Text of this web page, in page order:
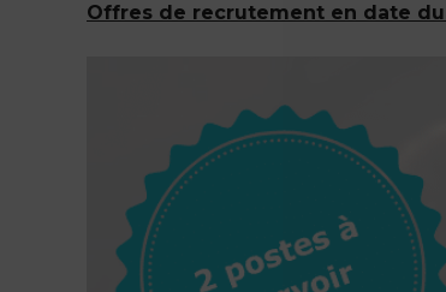
Offres de recrutement en date du